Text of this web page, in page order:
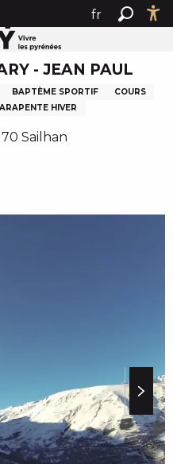
HIVER : PASSER EN MODE
ACTUELLE HIVER :
fr
es
- JEAN PAUL
- JEAN PAUL
BAPTÈME SPORTIF
COURS
HIVER
Sailhan